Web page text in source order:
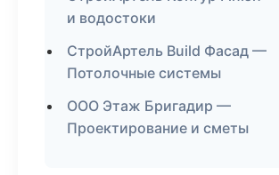
и водостоки
СтройАртель Build Фасад —
Потолочные системы
ООО Этаж Бригадир —
Проектирование и сметы